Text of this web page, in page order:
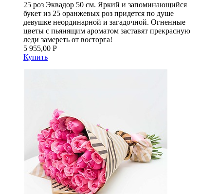
25 роз Эквадор 50 см. Яркий и запоминающийся
букет из 25 оранжевых роз придется по душе
девушке неординарной и загадочной. Огненные
цветы с пьянящим ароматом заставят прекрасную
леди замереть от восторга!
5 955,00 Р
Купить